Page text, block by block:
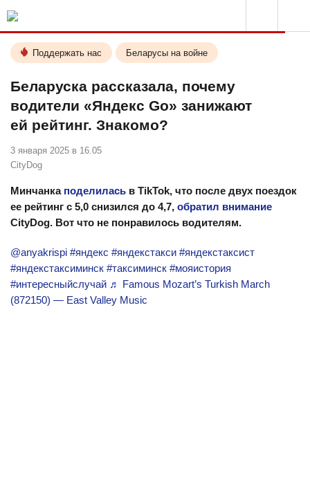
Поддержать нас Беларусы на войне
Беларуска рассказала, почему
водители «Яндекс Go» занижают
ей рейтинг. Знакомо?
3 января 2025 в 16.05
CityDog
Минчанка поделилась в TikTok, что после двух поездок
ее рейтинг с 5,0 снизился до 4,7, обратил внимание
CityDog. Вот что не понравилось водителям.
@anyakrispi #яндекс #яндекстакси #яндекстаксист
#яндекстаксиминск #таксиминск #мояистория
#интересныйслучай ♬ Famous Mozart’s Turkish March
(872150) — East Valley Music